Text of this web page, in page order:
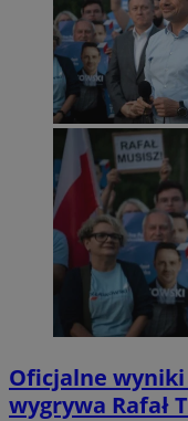
Oficjalne
wygrywa Rafał